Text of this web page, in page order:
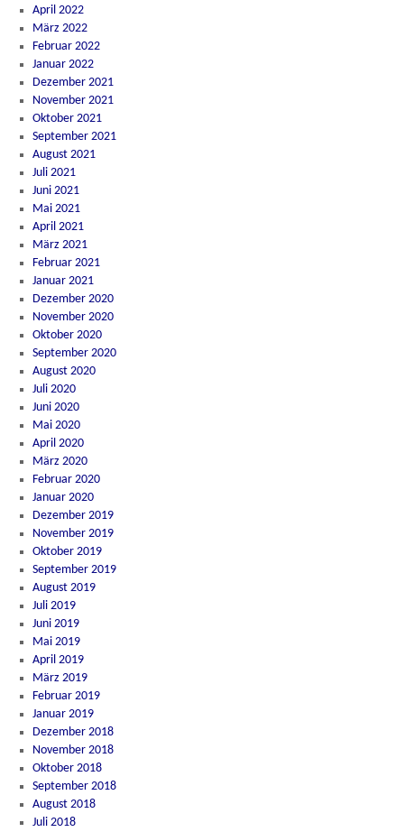
April 2022
März 2022
Februar 2022
Januar 2022
Dezember 2021
November 2021
Oktober 2021
September 2021
August 2021
Juli 2021
Juni 2021
Mai 2021
April 2021
März 2021
Februar 2021
Januar 2021
Dezember 2020
November 2020
Oktober 2020
September 2020
August 2020
Juli 2020
Juni 2020
Mai 2020
April 2020
März 2020
Februar 2020
Januar 2020
Dezember 2019
November 2019
Oktober 2019
September 2019
August 2019
Juli 2019
Juni 2019
Mai 2019
April 2019
März 2019
Februar 2019
Januar 2019
Dezember 2018
November 2018
Oktober 2018
September 2018
August 2018
Juli 2018